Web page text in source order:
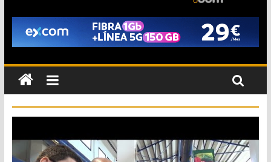
La Entraeta Festera llena de ambiente la calle Marqués de
Campo con la recepción a la Capitanía Cristiana